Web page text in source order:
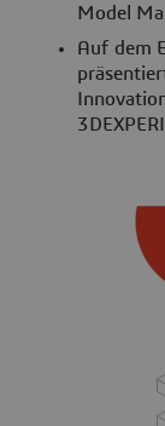
Model
Auf dem